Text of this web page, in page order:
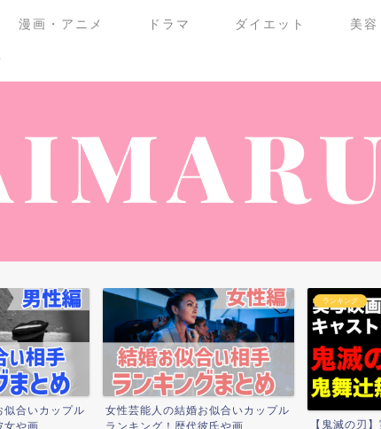
漫画・アニメ ドラマ ダイエット 美容
似合いカップル
や画...
女性芸能人の結婚お似合いカップル
ランキング！歴代彼氏や画...
ランキング
【鬼滅の刃